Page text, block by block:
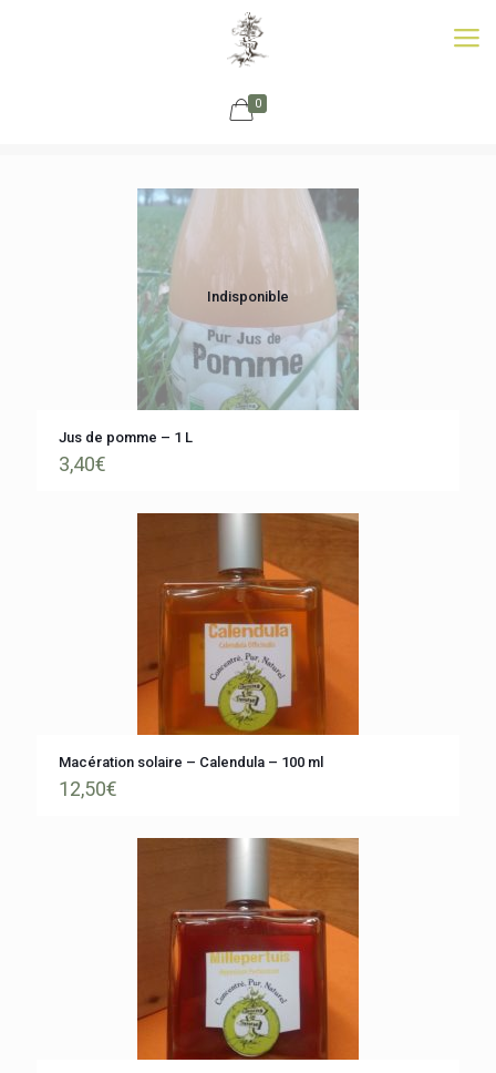
0
Indisponible
Jus de pomme – 1 L
3,40€
Macération solaire – Calendula – 100 ml
12,50€